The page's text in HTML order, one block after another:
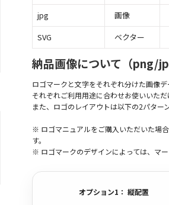
jpg
画像
SVG
ベクター
納品画像について（png/
ロゴマークと文字をそれぞれ分けた画像
それぞれご利用用途に合わせお使いいただ
また、ロゴのレイアウトは以下の2パター
※ ロゴマニュアルをご購入いただいた場
す。
※ ロゴマークのデザインによっては、マ
オプション1： 縦配置